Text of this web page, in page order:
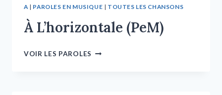
A | PAROLES EN MUSIQUE | TOUTES LES CHANSONS
À L’horizontale (PeM)
VOIR LES PAROLES